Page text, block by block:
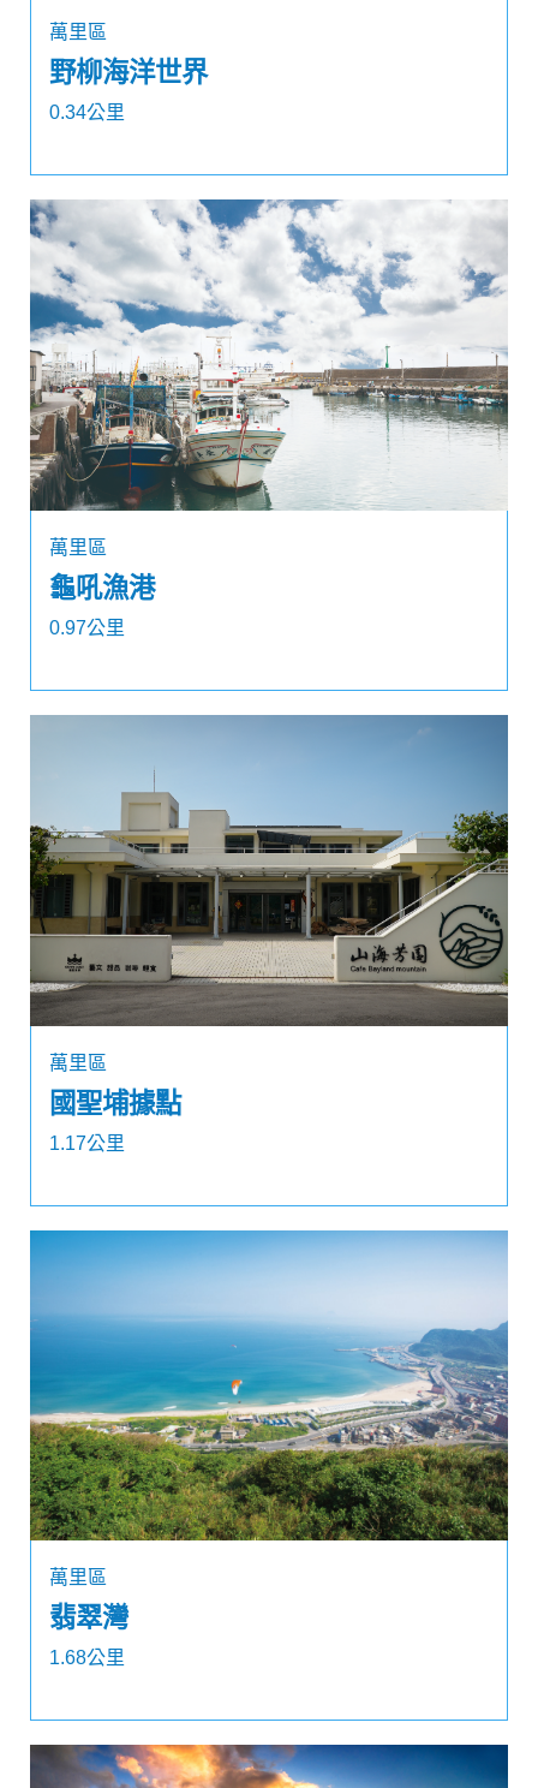
萬里區
野柳海洋世界
0.34公里
萬里區
龜吼漁港
0.97公里
萬里區
國聖埔據點
1.17公里
萬里區
翡翠灣
1.68公里